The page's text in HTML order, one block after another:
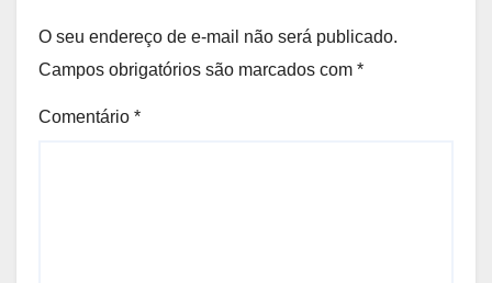
O seu endereço de e-mail não será publicado.
Campos obrigatórios são marcados com *
Comentário *